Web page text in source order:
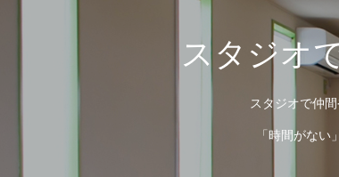
スタジオ
スタジオで仲
「時間がな